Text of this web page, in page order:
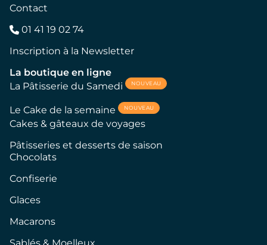
Contact
01 41 19 02 74
Inscription à la Newsletter
La boutique en ligne
La Pâtisserie du Samedi
NOUVEAU
Le Cake de la semaine NOUVEAU
Cakes & gâteaux de voyages
Pâtisseries et desserts de saison
Chocolats
Confiserie
Glaces
Macarons